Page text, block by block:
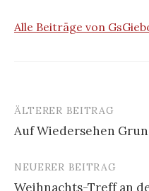
Alle Beiträge von
Beitrags-
Navigation
ÄLTERER BEITRAG
Auf Wiedersehen
NEUERER BEITRAG
Weihnachts-Treff an